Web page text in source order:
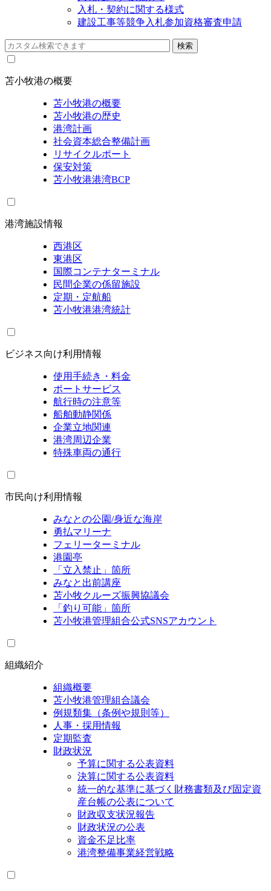
入札・契約に関する様式
建設工事等競争入札参加資格審査申請
苫小牧港の概要
苫小牧港の概要
苫小牧港の歴史
港湾計画
社会資本総合整備計画
リサイクルポート
保安対策
苫小牧港港湾BCP
港湾施設情報
西港区
東港区
国際コンテナターミナル
民間企業の係留施設
定期・定航船
苫小牧港港湾統計
ビジネス向け利用情報
使用手続き・料金
ポートサービス
航行時の注意等
船舶動静関係
企業立地関連
港湾周辺企業
特殊車両の通行
市民向け利用情報
みなとの公園/身近な海岸
勇払マリーナ
フェリーターミナル
港園亭
「立入禁止」箇所
みなと出前講座
苫小牧クルーズ振興協議会
「釣り可能」箇所
苫小牧港管理組合公式SNSアカウント
組織紹介
組織概要
苫小牧港管理組合議会
例規類集（条例や規則等）
人事・採用情報
定期監査
財政状況
予算に関する公表資料
決算に関する公表資料
統一的な基準に基づく財務書類及び固定資
産台帳の公表について
財政収支状況報告
財政状況の公表
資金不足比率
港湾整備事業経営戦略